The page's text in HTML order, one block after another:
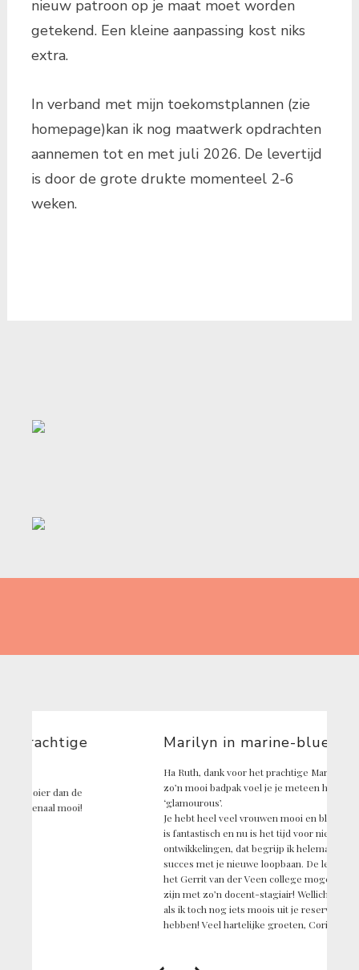
nieuw patroon op je maat moet worden
getekend. Een kleine aanpassing kost niks
extra.
In verband met mijn toekomstplannen (zie
homepage)kan ik nog maatwerk opdrachten
aannemen tot en met juli 2026. De levertijd
is door de grote drukte momenteel 2-6
weken.
Marilyn in marine-blue
Ha Ruth, dank voor het prachtige Marilyn badpak. In
zo’n mooi badpak voel je je meteen heel
‘glamourous’.
Je hebt heel veel vrouwen mooi en blij gemaakt. Dat
is fantastisch en nu is het tijd voor nieuwe
ontwikkelingen, dat begrijp ik helemaal. Heel veel
succes met je nieuwe loopbaan. De leerlingen aan
het Gerrit van der Veen college mogen maar blij
zijn met zo’n docent-stagiair! Wellicht ooit tot ziens,
als ik toch nog iets moois uit je reserve-voorraad wil
hebben! Veel hartelijke groeten, Corinne